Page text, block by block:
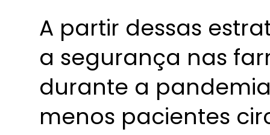
A partir dessas
a segurança nas
durante a
menos pacientes